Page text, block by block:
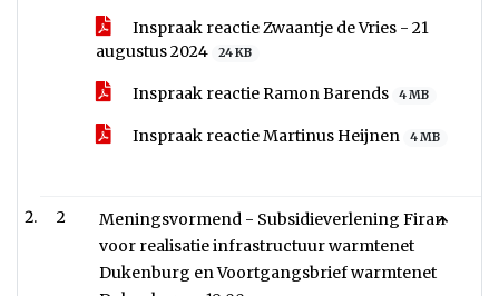
Inspraak reactie Zwaantje de Vries - 21
augustus 2024
24 KB
Inspraak reactie Ramon Barends 4 MB
Inspraak reactie Martinus Heijnen 4 MB
2
Meningsvormend - Subsidieverlening Firan
voor realisatie infrastructuur warmtenet
Dukenburg en Voortgangsbrief warmtenet